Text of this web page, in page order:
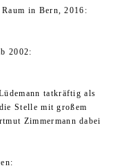
in Bern, 2016:
2002:
tatkräftig als
Stelle mit großem
Zimmermann dabei